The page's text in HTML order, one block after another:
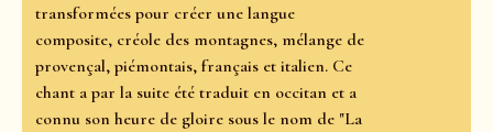
transformées pour créer une langue
composite, créole des montagnes, mélange de
provençal, piémontais, français et italien. Ce
chant a par la suite été traduit en occitan et a
connu son heure de gloire sous le nom de "La